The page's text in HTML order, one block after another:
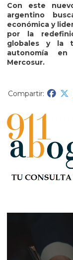
Con este
argentino
económica y
por la
globales y la
autonomía
Mercosur.